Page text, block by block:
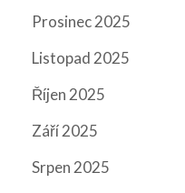
Prosinec 2025
Listopad 2025
Říjen 2025
Září 2025
Srpen 2025